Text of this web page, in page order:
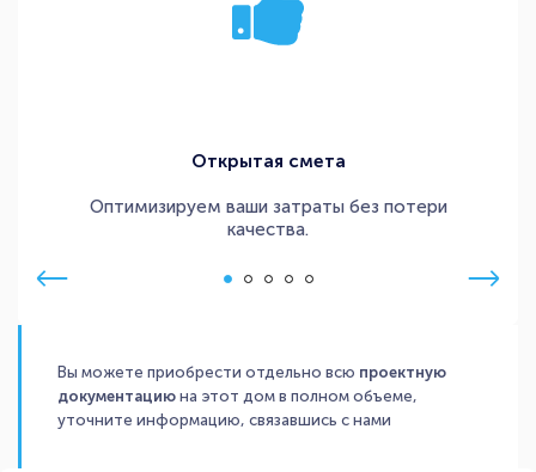
Открытая смета
Оптимизируем ваши затраты без потери
качества.
Вы можете приобрести отдельно всю проектную
документацию на этот дом в полном объеме,
уточните информацию, связавшись с нами